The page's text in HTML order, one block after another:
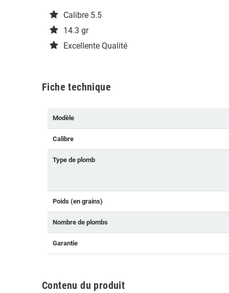
Calibre 5.5
14.3 gr
Excellente Qualité
Fiche technique
Modèle
Calibre
Type de plomb
Poids (en grains)
Nombre de plombs
Garantie
Contenu du produit